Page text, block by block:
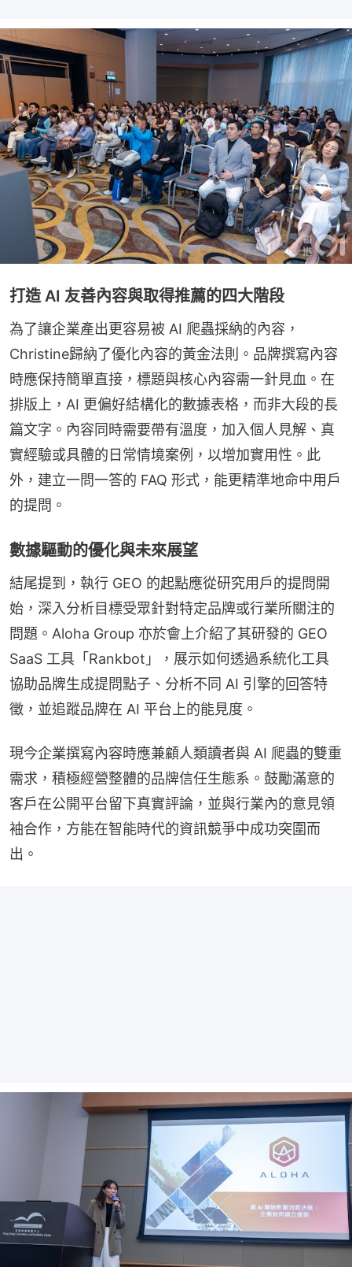
打造 AI 友善內容與取得推薦的四大階段
為了讓企業產出更容易被 AI 爬蟲採納的內容，
Christine歸納了優化內容的黃金法則。品牌撰寫內容
時應保持簡單直接，標題與核心內容需一針見血。在
排版上，AI 更偏好結構化的數據表格，而非大段的長
篇文字。內容同時需要帶有溫度，加入個人見解、真
實經驗或具體的日常情境案例，以增加實用性。此
外，建立一問一答的 FAQ 形式，能更精準地命中用戶
的提問。
數據驅動的優化與未來展望
結尾提到，執行 GEO 的起點應從研究用戶的提問開
始，深入分析目標受眾針對特定品牌或行業所關注的
問題。Aloha Group 亦於會上介紹了其研發的 GEO
SaaS 工具「Rankbot」，展示如何透過系統化工具
協助品牌生成提問點子、分析不同 AI 引擎的回答特
徵，並追蹤品牌在 AI 平台上的能見度。
現今企業撰寫內容時應兼顧人類讀者與 AI 爬蟲的雙重
需求，積極經營整體的品牌信任生態系。鼓勵滿意的
客戶在公開平台留下真實評論，並與行業內的意見領
袖合作，方能在智能時代的資訊競爭中成功突圍而
出。